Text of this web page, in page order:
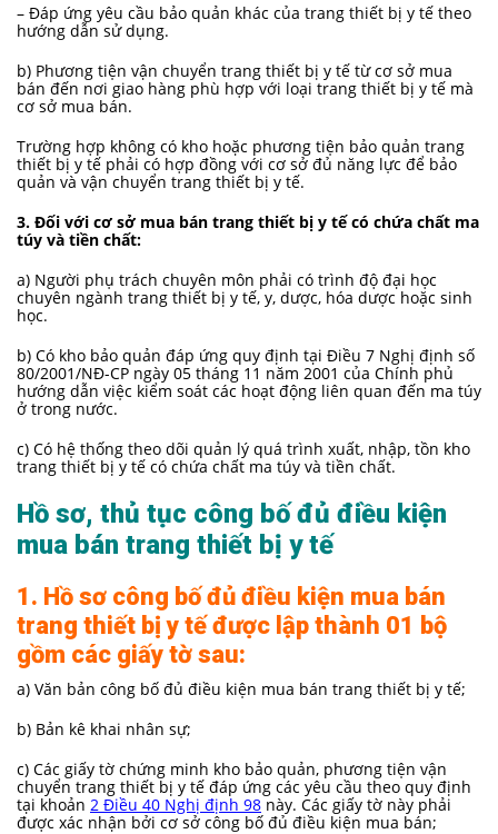
– Đáp ứng yêu cầu bảo quản khác của trang thiết bị y tế theo
hướng dẫn sử dụng.
b) Phương tiện vận chuyển trang thiết bị y tế từ cơ sở mua
bán đến nơi giao hàng phù hợp với loại trang thiết bị y tế mà
cơ sở mua bán.
Trường hợp không có kho hoặc phương tiện bảo quản trang
thiết bị y tế phải có hợp đồng với cơ sở đủ năng lực để bảo
quản và vận chuyển trang thiết bị y tế.
3. Đối với cơ sở mua bán trang thiết bị y tế có chứa chất ma
túy và tiền chất:
a) Người phụ trách chuyên môn phải có trình độ đại học
chuyên ngành trang thiết bị y tế, y, dược, hóa dược hoặc sinh
học.
b) Có kho bảo quản đáp ứng quy định tại Điều 7 Nghị định số
80/2001/NĐ-CP ngày 05 tháng 11 năm 2001 của Chính phủ
hướng dẫn việc kiểm soát các hoạt động liên quan đến ma túy
ở trong nước.
c) Có hệ thống theo dõi quản lý quá trình xuất, nhập, tồn kho
trang thiết bị y tế có chứa chất ma túy và tiền chất.
Hồ sơ, thủ tục công bố đủ điều kiện
mua bán trang thiết bị y tế
1. Hồ sơ công bố đủ điều kiện mua bán
trang thiết bị y tế được lập thành 01 bộ
gồm các giấy tờ sau:
a) Văn bản công bố đủ điều kiện mua bán trang thiết bị y tế;
b) Bản kê khai nhân sự;
c) Các giấy tờ chứng minh kho bảo quản, phương tiện vận
chuyển trang thiết bị y tế đáp ứng các yêu cầu theo quy định
tại khoản 2 Điều 40 Nghị định 98 này. Các giấy tờ này phải
được xác nhận bởi cơ sở công bố đủ điều kiện mua bán;